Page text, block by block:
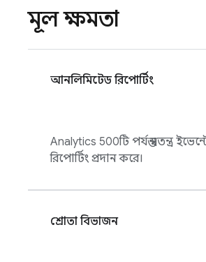
মূল ক্ষমতা
আনলিমিটেড রিপোর্টিং
Analytics 500টি পর্যন্ত স্বতন্ত্র
রিপোর্টিং প্রদান করে।
শ্রোতা বিভাজন